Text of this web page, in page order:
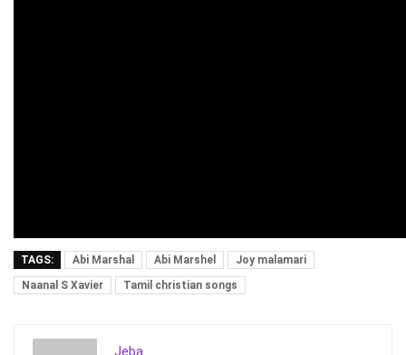
TAGS: Abi Marshal Abi Marshel
Joy malamari
Naanal S Xavier
Tamil christian songs
Jeba